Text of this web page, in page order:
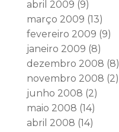
abril 2009 (9)
março 2009 (13)
fevereiro 2009 (9)
janeiro 2009 (8)
dezembro 2008 (8)
novembro 2008 (2)
junho 2008 (2)
maio 2008 (14)
abril 2008 (14)